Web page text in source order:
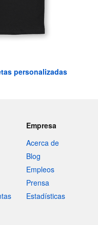
personalizadas
Empresa
Acerca de
Blog
Empleos
Prensa
Estadísticas